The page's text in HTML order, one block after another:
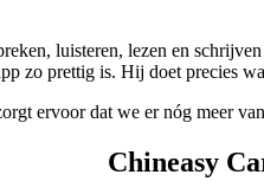
luisteren, lezen en
zo prettig is. Hij doet precies
ervoor dat we er nóg meer
Chineasy